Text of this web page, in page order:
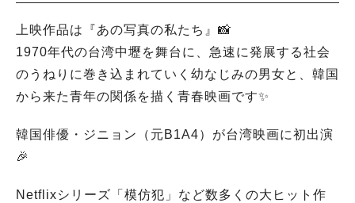
上映作品は『あの写真の私たち』📸
1970年代の台湾中壢を舞台に、急速に発展する社会
のうねりに巻き込まれていく幼なじみの男女と、韓国
から来た青年の関係を描く青春映画です✨
韓国俳優・ジニョン（元B1A4）が台湾映画に初出演
🎉
Netflixシリーズ「模仿犯」など数多くの大ヒット作